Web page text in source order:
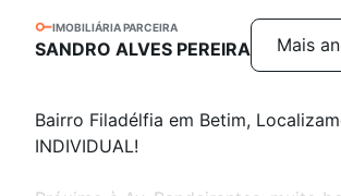
IMOBILIÁRIA PARCEIRA
SANDRO ALVES PEREIRA Mais
Bairro Filadélfia em Betim,
INDIVIDUAL!